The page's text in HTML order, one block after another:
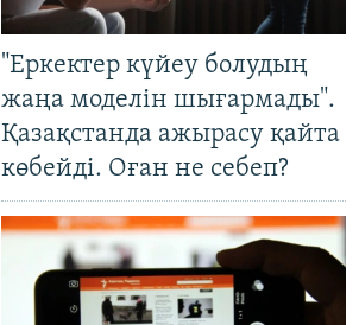
"Еркектер күйеу болудың
жаңа моделін шығармады".
Қазақстанда ажырасу қайта
көбейді. Оған не себеп?